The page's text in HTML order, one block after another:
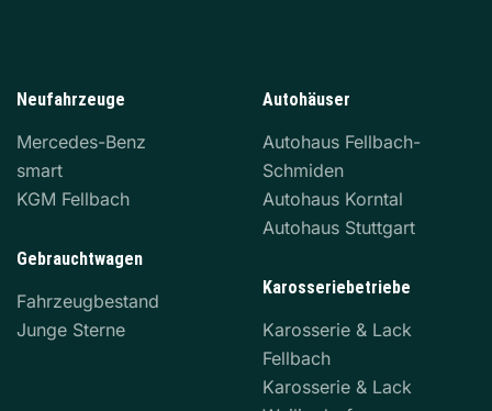
Neufahrzeuge
Mercedes-Benz
smart
KGM Fellbach
Gebrauchtwagen
Fahrzeugbestand
Junge Sterne
Autohäuser
Autohaus Fellbach-
Schmiden
Autohaus Korntal
Autohaus Stuttgart
Karosseriebetriebe
Karosserie & Lack
Fellbach
Karosserie & Lack